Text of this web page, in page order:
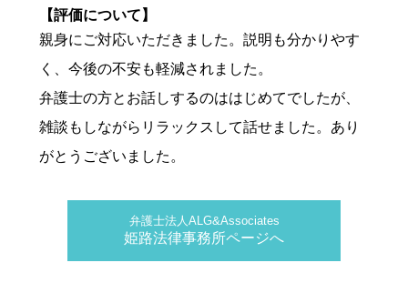
【評価について】
親身にご対応いただきました。説明も分かりやす
く、今後の不安も軽減されました。
弁護士の方とお話しするのははじめてでしたが、
雑談もしながらリラックスして話せました。あり
がとうございました。
弁護士法人ALG&Associates
姫路法律事務所ページへ